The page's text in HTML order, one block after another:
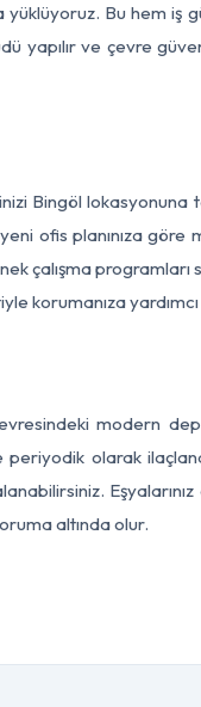
yüklüyoruz. Bu hem
yapılır ve çevre
Bingöl lokasyonuna
ofis planınıza göre
programları
korumanıza
modern
olarak
altında olur.